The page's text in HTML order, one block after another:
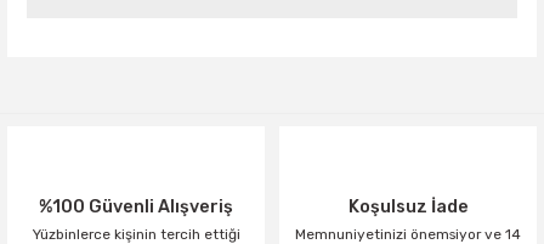
%100 Güvenli Alışveriş
Yüzbinlerce kişinin tercih ettiği
Koşulsuz İade
Memnuniyetinizi önemsiyor ve 14